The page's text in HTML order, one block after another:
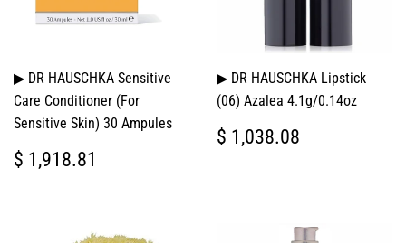
▶ DR HAUSCHKA Sensitive
Care Conditioner (For
Sensitive Skin) 30 Ampules
PRECIO
HABITUAL
$ 1,918.81
▶ DR HAUSCHKA Lipstick
(06) Azalea 4.1g/0.14oz
PRECIO
HABITUAL
$ 1,038.08